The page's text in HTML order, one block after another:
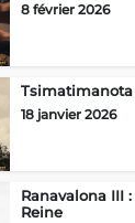
8 février 2026
Tsimatimanota
18 janvier 2026
Ranavalona III
Reine